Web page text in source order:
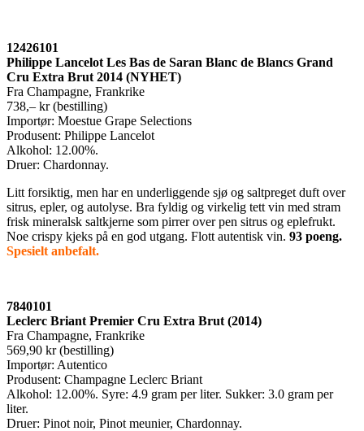
12426101
Philippe Lancelot Les Bas de Saran Blanc de Blancs Grand
Cru Extra Brut 2014 (NYHET)
Fra Champagne, Frankrike
738,– kr (bestilling)
Importør: Moestue Grape Selections
Produsent: Philippe Lancelot
Alkohol: 12.00%.
Druer: Chardonnay.
Litt forsiktig, men har en underliggende sjø og saltpreget duft over
sitrus, epler, og autolyse. Bra fyldig og virkelig tett vin med stram
frisk mineralsk saltkjerne som pirrer over pen sitrus og eplefrukt.
Noe crispy kjeks på en god utgang. Flott autentisk vin. 93 poeng.
Spesielt anbefalt.
7840101
Leclerc Briant Premier Cru Extra Brut (2014)
Fra Champagne, Frankrike
569,90 kr (bestilling)
Importør: Autentico
Produsent: Champagne Leclerc Briant
Alkohol: 12.00%. Syre: 4.9 gram per liter. Sukker: 3.0 gram per
liter.
Druer: Pinot noir, Pinot meunier, Chardonnay.